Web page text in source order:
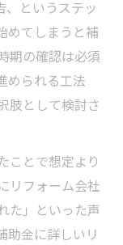
というステッ
めてしまうと補
期の確認は必須
められる工法
肢として検討さ
ことで想定より
リフォーム会社
た」といった声
助金に詳しいリ